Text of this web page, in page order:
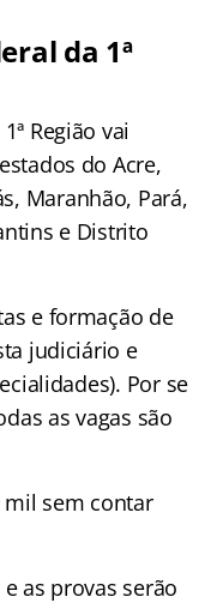
da 1ª
Região vai
do Acre,
Maranhão, Pará,
e Distrito
e formação de
judiciário e
Por se
as vagas são
mil sem contar
as provas serão